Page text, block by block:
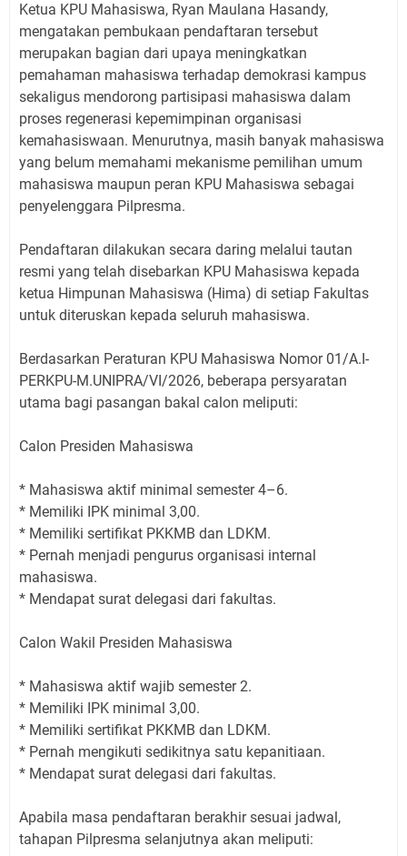
Ketua KPU Mahasiswa, Ryan Maulana Hasandy,
mengatakan pembukaan pendaftaran tersebut
merupakan bagian dari upaya meningkatkan
pemahaman mahasiswa terhadap demokrasi kampus
sekaligus mendorong partisipasi mahasiswa dalam
proses regenerasi kepemimpinan organisasi
kemahasiswaan. Menurutnya, masih banyak mahasiswa
yang belum memahami mekanisme pemilihan umum
mahasiswa maupun peran KPU Mahasiswa sebagai
penyelenggara Pilpresma.
Pendaftaran dilakukan secara daring melalui tautan
resmi yang telah disebarkan KPU Mahasiswa kepada
ketua Himpunan Mahasiswa (Hima) di setiap Fakultas
untuk diteruskan kepada seluruh mahasiswa.
Berdasarkan Peraturan KPU Mahasiswa Nomor 01/A.I-
PERKPU-M.UNIPRA/VI/2026, beberapa persyaratan
utama bagi pasangan bakal calon meliputi:
Calon Presiden Mahasiswa
* Mahasiswa aktif minimal semester 4–6.
* Memiliki IPK minimal 3,00.
* Memiliki sertifikat PKKMB dan LDKM.
* Pernah menjadi pengurus organisasi internal
mahasiswa.
* Mendapat surat delegasi dari fakultas.
Calon Wakil Presiden Mahasiswa
* Mahasiswa aktif wajib semester 2.
* Memiliki IPK minimal 3,00.
* Memiliki sertifikat PKKMB dan LDKM.
* Pernah mengikuti sedikitnya satu kepanitiaan.
* Mendapat surat delegasi dari fakultas.
Apabila masa pendaftaran berakhir sesuai jadwal,
tahapan Pilpresma selanjutnya akan meliputi: